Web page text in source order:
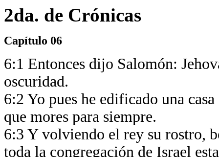
2da. de Crónicas
Capítulo 06
6:1 Entonces dijo Salomón:
oscuridad.
6:2 Yo pues he edificado una
que mores para siempre.
6:3 Y volviendo el rey su rostro,
toda la congregación de Israel